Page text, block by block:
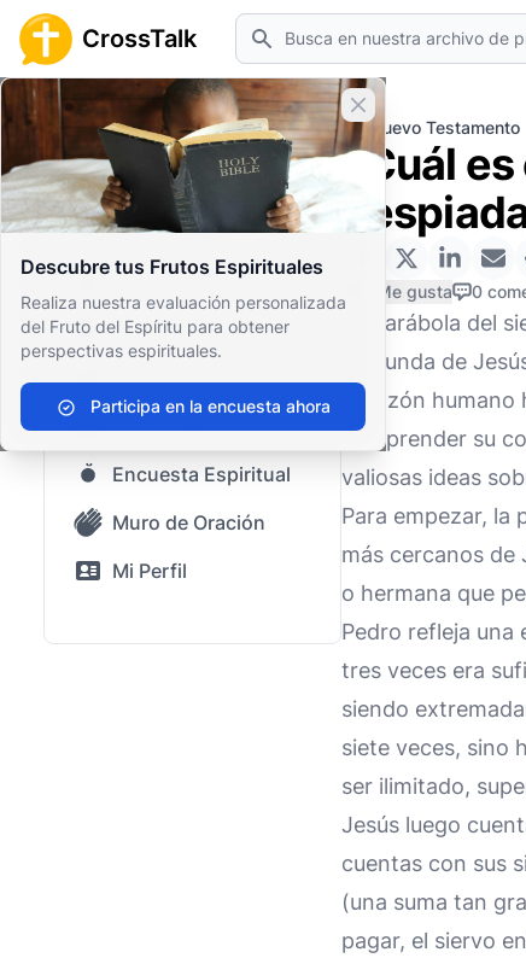
CrossTalk Buscar
Cerrar banner
Descubre tus Frutos Espirituales
Realiza nuestra evaluación personalizada
del Fruto del Espíritu para obtener
perspectivas espirituales.
Participa en la encuesta ahora
Inicio Archivo de Preguntas Nuevo Testamento
Inicio
Archivo de Preguntas
Nuestro blog
Contenido guardado
Preguntas Populares
Biblia Sagrada
Encuesta Espiritual
Muro de Oración
Mi Perfil
¿Cuál
0 Me gusta 0
La parábola del
profunda de
corazón
comprender su
valiosas ideas
Para empezar, la
más cercanos de
o hermana que
Pedro refleja una
tres veces era
siendo
siete veces, sino
ser ilimitado,
Jesús luego
cuentas con sus
(una suma tan
pagar, el siervo